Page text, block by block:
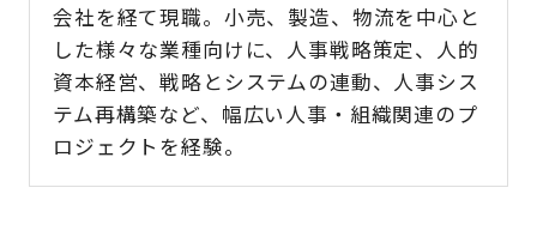
会社を経て現職。小売、製造、物流を中心と
した様々な業種向けに、人事戦略策定、人的
資本経営、戦略とシステムの連動、人事シス
テム再構築など、幅広い人事・組織関連のプ
ロジェクトを経験。